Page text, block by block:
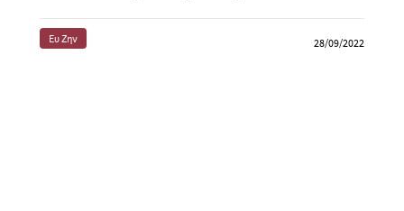
Ευ Ζην 28/09/2022